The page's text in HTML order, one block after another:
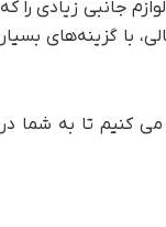
جانبی زیادی را که
با گزینه‌های بسیار
کنیم تا به شما در